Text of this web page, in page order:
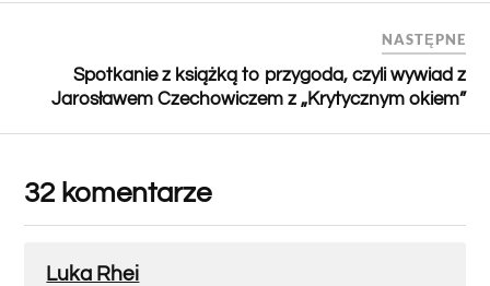
NASTĘPNE
Spotkanie z książką to przygoda, czyli wywiad z
Jarosławem Czechowiczem z „Krytycznym okiem”
32 komentarze
Luka Rhei